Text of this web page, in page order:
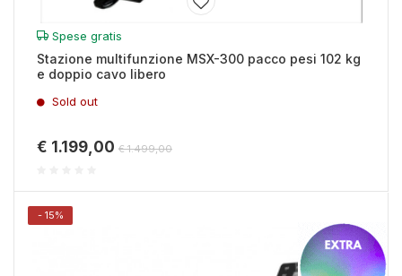
Spese gratis
Stazione multifunzione MSX-300 pacco pesi 102 kg
e doppio cavo libero
Sold out
€ 1.199,00 € 1.499,00
- 15%